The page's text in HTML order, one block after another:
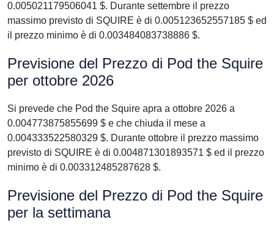
0.005021179506041 $. Durante settembre il prezzo
massimo previsto di SQUIRE è di 0.005123652557185 $ ed
il prezzo minimo è di 0.003484083738886 $.
Previsione del Prezzo di Pod the Squire
per ottobre 2026
Si prevede che Pod the Squire apra a ottobre 2026 a
0.004773875855699 $ e che chiuda il mese a
0.004333522580329 $. Durante ottobre il prezzo massimo
previsto di SQUIRE è di 0.004871301893571 $ ed il prezzo
minimo è di 0.003312485287628 $.
Previsione del Prezzo di Pod the Squire
per la settimana